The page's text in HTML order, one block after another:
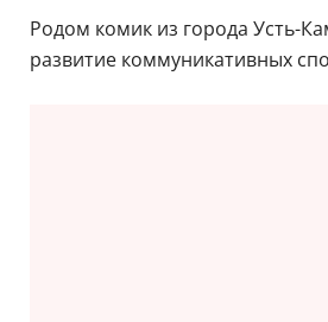
Родом комик из города Усть-
развитие коммуникативных